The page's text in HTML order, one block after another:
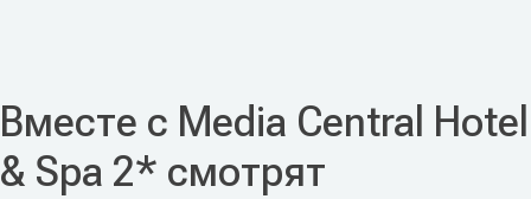
Вместе с Media Central Hotel
& Spa 2* смотрят